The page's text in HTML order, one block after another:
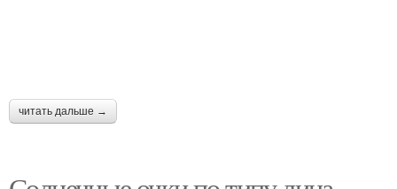
читать дальше →